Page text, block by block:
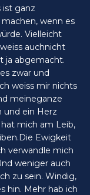
ist ganz
wenn es
Vielleicht
auchnicht
ja abgemacht.
zwar und
weiss mir nichts
meineganze
und ein Herz
mich am Leib,
Ewigkeit
verwandle mich
weniger auch
zu sein. Windig,
hin. Mehr hab ich